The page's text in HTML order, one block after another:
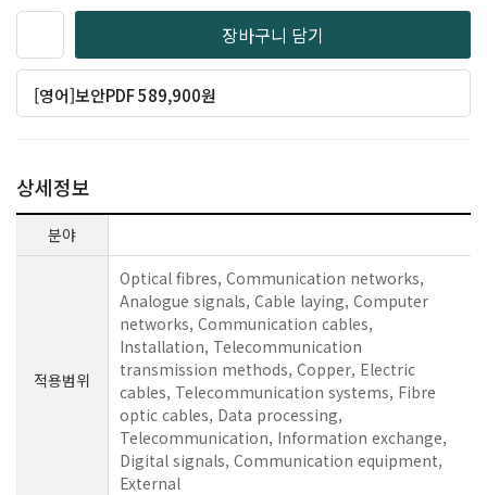
장바구니 담기
[영어]보안PDF 589,900원
상세정보
분야
적용범위
Optical fibres, Communication networks,
Analogue signals, Cable laying, Computer
networks, Communication cables,
Installation, Telecommunication
transmission methods, Copper, Electric
cables, Telecommunication systems, Fibre
optic cables, Data processing,
Telecommunication, Information exchange,
Digital signals, Communication equipment,
External